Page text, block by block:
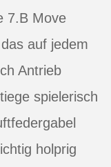
7.B Move
auf jedem
Antrieb
spielerisch
holprig